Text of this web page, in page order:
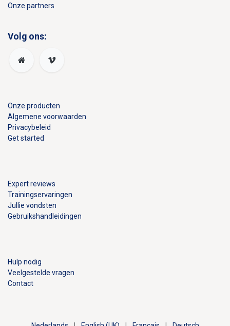
Onze partners
Volg ons:
Onze producten
Algemene voorwaarden
Privacybeleid
Get started
Expert reviews
Trainingservaringen
Jullie vondsten
Gebruikshandleidingen
Hulp nodig
Veelgestelde vragen
Contact